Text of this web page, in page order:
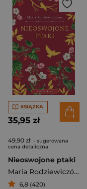
KSIĄŻKA
35,95 zł
49,90 zł - sugerowana
cena detaliczna
Nieoswojone ptaki
Maria Rodziewiczówna
6,8 (420)